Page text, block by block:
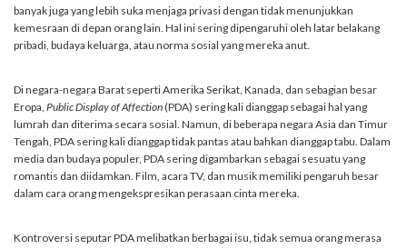
banyak juga yang lebih suka menjaga privasi dengan tidak menunjukkan
kemesraan di depan orang lain. Hal ini sering dipengaruhi oleh latar belakang
pribadi, budaya keluarga, atau norma sosial yang mereka anut.
Di negara-negara Barat seperti Amerika Serikat, Kanada, dan sebagian besar
Eropa, Public Display of Affection(PDA) sering kali dianggap sebagai hal yang
lumrah dan diterima secara sosial. Namun, di beberapa negara Asia dan Timur
Tengah, PDA sering kali dianggap tidak pantas atau bahkan dianggap tabu. Dalam
media dan budaya populer, PDA sering digambarkan sebagai sesuatu yang
romantis dan diidamkan. Film, acara TV, dan musik memiliki pengaruh besar
dalam cara orang mengekspresikan perasaan cinta mereka.
Kontroversi seputar PDA melibatkan berbagai isu, tidak semua orang merasa